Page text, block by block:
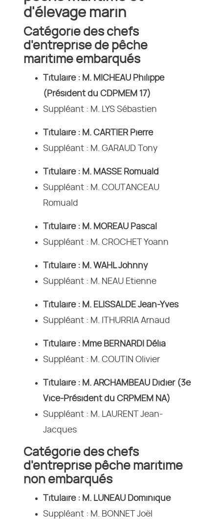
d'élevage marin
Catégorie des chefs
d'entreprise de pêche
maritime embarqués
Titulaire : M. MICHEAU Philippe
(Président du CDPMEM 17)
Suppléant : M. LYS Sébastien
Titulaire : M. CARTIER Pierre
Suppléant : M. GARAUD Tony
Titulaire : M. MASSE Romuald
Suppléant : M. COUTANCEAU
Romuald
Titulaire : M. MOREAU Pascal
Suppléant : M. CROCHET Yoann
Titulaire : M. WAHL Johnny
Suppléant : M. NEAU Etienne
Titulaire : M. ELISSALDE Jean-Yves
Suppléant : M. ITHURRIA Arnaud
Titulaire : Mme BERNARDI Délia
Suppléant : M. COUTIN Olivier
Titulaire : M. ARCHAMBEAU Didier (3e
Vice-Président du CRPMEM NA)
Suppléant : M. LAURENT Jean-
Jacques
Catégorie des chefs
d'entreprise pêche maritime
non embarqués
Titulaire : M. LUNEAU Dominique
Suppléant : M. BONNET Joël